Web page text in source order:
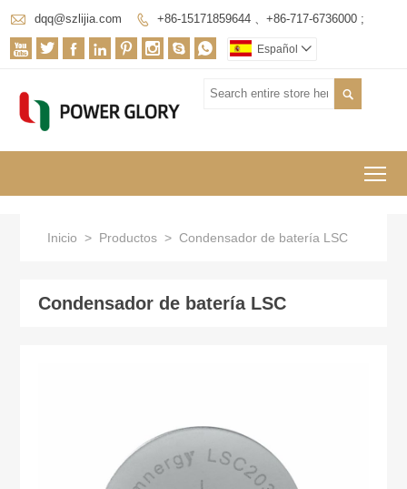
 dqq@szlijia.com  +86-15171859644 、+86-717-6736000 ;
        Español 

Inicio > Productos > Condensador de batería LSC
Condensador de batería LSC